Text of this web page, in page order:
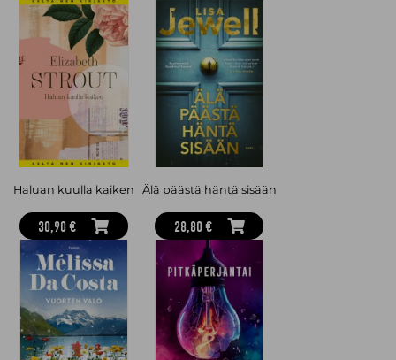
Lynn Messina on amerikkalainen kirjailija ja toimittaja.
Pahaenteinen palatsi on Beatrice Hyde-Clare sarjan kuudes osa.
Haluan kuulla kaiken
30,90 €
Älä päästä häntä sisään
28,80 €